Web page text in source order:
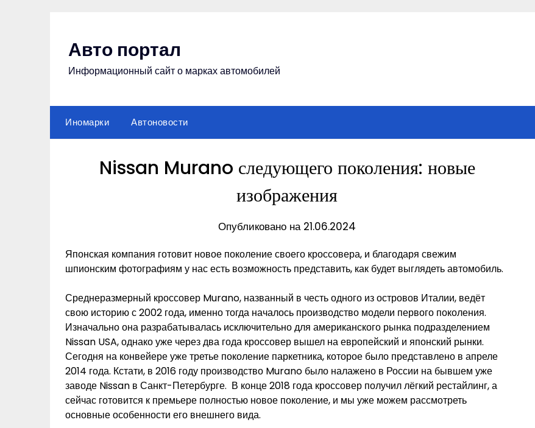
Авто портал
Информационный сайт о марках автомобилей
Иномарки Автоновости
Nissan Murano следующего поколения: новые
изображения
Опубликовано на 21.06.2024
Японская компания готовит новое поколение своего кроссовера, и благодаря свежим
шпионским фотографиям у нас есть возможность представить, как будет выглядеть автомобиль.
Среднеразмерный кроссовер Murano, названный в честь одного из островов Италии, ведёт
свою историю с 2002 года, именно тогда началось производство модели первого поколения.
Изначально она разрабатывалась исключительно для американского рынка подразделением
Nissan USA, однако уже через два года кроссовер вышел на европейский и японский рынки.
Сегодня на конвейере уже третье поколение паркетника, которое было представлено в апреле
2014 года. Кстати, в 2016 году производство Murano было налажено в России на бывшем уже
заводе Nissan в Санкт-Петербурге. В конце 2018 года кроссовер получил лёгкий рестайлинг, а
сейчас готовится к премьере полностью новое поколение, и мы уже можем рассмотреть
основные особенности его внешнего вида.